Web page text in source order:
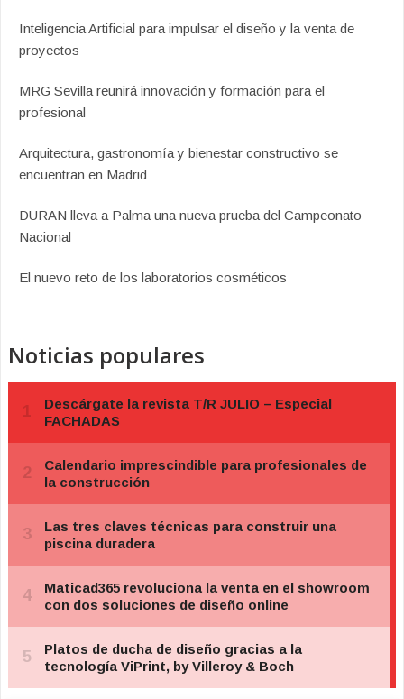
Inteligencia Artificial para impulsar el diseño y la venta de
proyectos
MRG Sevilla reunirá innovación y formación para el
profesional
Arquitectura, gastronomía y bienestar constructivo se
encuentran en Madrid
DURAN lleva a Palma una nueva prueba del Campeonato
Nacional
El nuevo reto de los laboratorios cosméticos
Noticias populares